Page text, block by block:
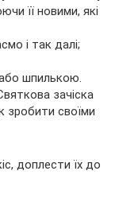
її новими, які
і так далі;
шпилькою.
доплести їх до